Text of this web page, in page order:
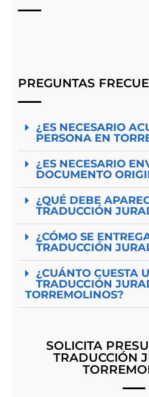
PREGUNTAS
¿ES NECESARIO
PERSONA EN
¿ES NECESARIO
DOCUMENTO
¿QUÉ DEBE
TRADUCCIÓN
¿CÓMO SE
TRADUCCIÓN
¿CUÁNTO CUESTA
TRADUCCIÓN
TORREMOLINOS?
SOLICITA
TRADUCCIÓN